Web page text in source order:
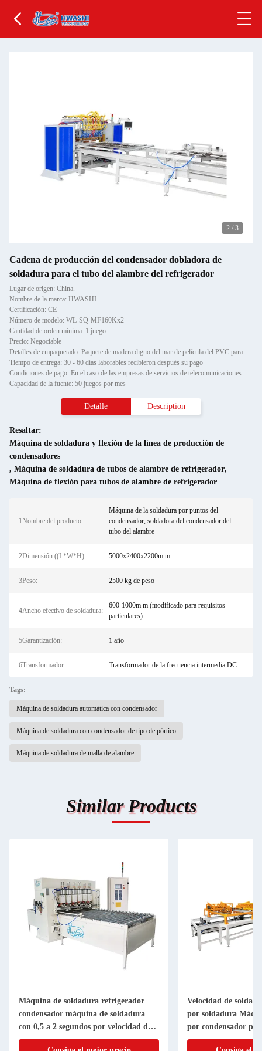
2 / 3
Cadena de producción del condensador dobladora de
soldadura para el tubo del alambre del refrigerador
Lugar de origen: China.
Nombre de la marca: HWASHI
Certificación: CE
Número de modelo: WL-SQ-MF160Kx2
Cantidad de orden mínima: 1 juego
Precio: Negociable
Detalles de empaquetado: Paquete de madera digno del mar de película del PVC para FCL
Tiempo de entrega: 30 - 60 días laborables recibieron después su pago
Condiciones de pago: En el caso de las empresas de servicios de telecomunicaciones:
Capacidad de la fuente: 50 juegos por mes
Detalle Description
Resaltar:
Máquina de soldadura y flexión de la línea de producción de
condensadores
, Máquina de soldadura de tubos de alambre de refrigerador,
Máquina de flexión para tubos de alambre de refrigerador
1Nombre del producto:
Máquina de la soldadura por puntos del
condensador, soldadora del condensador del
tubo del alambre
2Dimensión ((L*W*H): 5000x2400x2200m m
3Peso: 2500 kg de peso
4Ancho efectivo de soldadura:
600-1000m m (modificado para requisitos
particulares)
5Garantización: 1 año
6Transformador: Transformador de la frecuencia intermedia DC
Tags:
Máquina de soldadura automática con condensador
Máquina de soldadura con condensador de tipo de pórtico
Máquina de soldadura de malla de alambre
Similar Products
Máquina de soldadura refrigerador
condensador máquina de soldadura
con 0,5 a 2 segundos por velocidad de
soldadura y corriente de 200A para el
Velocidad de
por soldadura
por condensador
método de